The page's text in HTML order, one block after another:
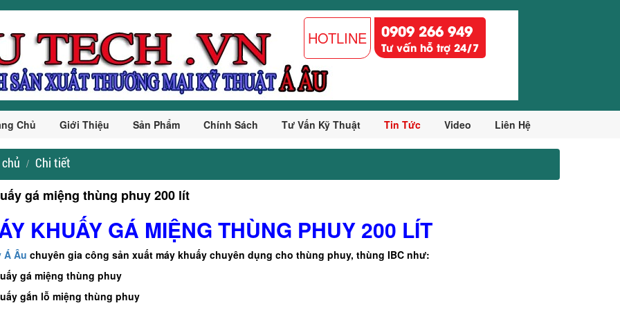
HOTLINE 0909 266 949
Tư vấn hỗ trợ 24/7
Chủ Giới Thiệu Sản Phẩm Chính Sách Tư Vấn Kỹ Thuật Tin Tức Video Liên Hệ
Chi tiết
gá miệng thùng phuy 200 lít
KHUẤY GÁ MIỆNG THÙNG PHUY 200 LÍT
Á Âu chuyên gia công sản xuất máy khuấy chuyên dụng cho thùng phuy, thùng IBC như:
gá miệng thùng phuy
gắn lỗ miệng thùng phuy